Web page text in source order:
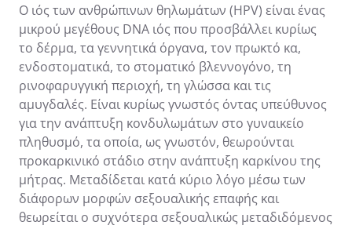
Ο ιός των ανθρώπινων θηλωμάτων (HPV) είναι ένας
μικρού μεγέθους DNA ιός που προσβάλλει κυρίως
το δέρμα, τα γεννητικά όργανα, τον πρωκτό κα,
ενδοστοματικά, το στοματικό βλεννογόνο, τη
ρινοφαρυγγική περιοχή, τη γλώσσα και τις
αμυγδαλές. Είναι κυρίως γνωστός όντας υπεύθυνος
για την ανάπτυξη κονδυλωμάτων στο γυναικείο
πληθυσμό, τα οποία, ως γνωστόν, θεωρούνται
προκαρκινικό στάδιο στην ανάπτυξη καρκίνου της
μήτρας. Μεταδίδεται κατά κύριο λόγο μέσω των
διάφορων μορφών σεξουαλικής επαφής και
θεωρείται ο συχνότερα σεξουαλικώς μεταδιδόμενος